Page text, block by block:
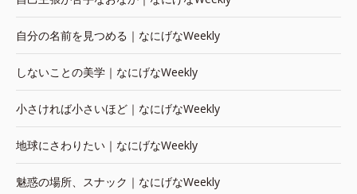
自分の名前を見つめる｜なにげなWeekly
しないことの美学｜なにげなWeekly
小さければ小さいほど｜なにげなWeekly
地球にさわりたい｜なにげなWeekly
魅惑の場所、スナック｜なにげなWeekly